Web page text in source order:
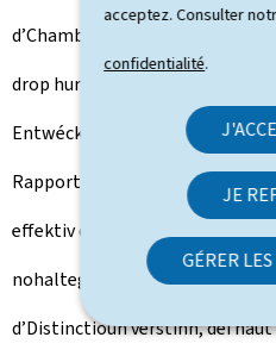
acceptez. Consulter
confidentialité.
JE
GÉRER
d’Chamber – an
drop hunn, net nëmmen ze
Entwécklungsgelder geschitt –
Rapport annuel – mä si hunn
effektiv duerch eis Aktioune
nohalteg Entwécklung
d’Distinctioun verstinn, déi